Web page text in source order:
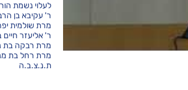
לעלוי נשמת
ר' עקיבא בן
מרת שולמית
ר' אליעזר חיים
מרת רבקה בת
מרת רחל בת
ת.נ.צ.ב.ה